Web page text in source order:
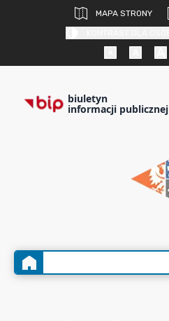
MAPA STRONY
biuletyn
informacji publicznej